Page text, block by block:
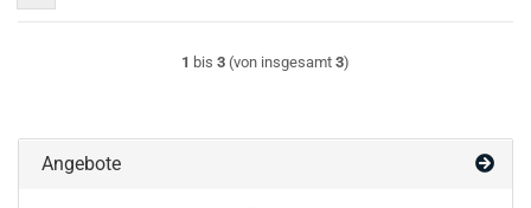
1 bis 3 (von insgesamt 3)
Angebote